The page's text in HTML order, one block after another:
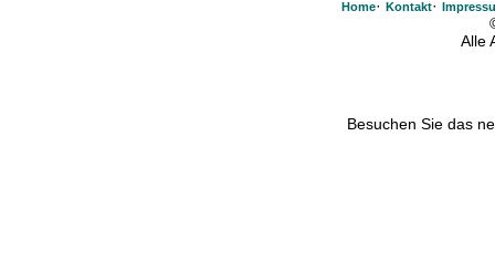
Home· Kontakt·
Alle
Besuchen Sie das